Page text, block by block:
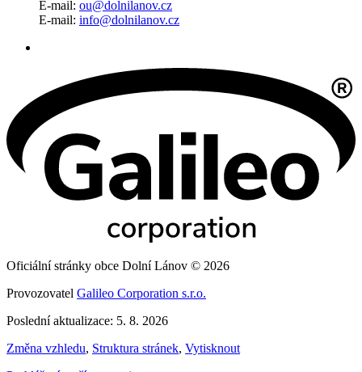
E-mail: ou@dolnilanov.cz
E-mail: info@dolnilanov.cz
Oficiální stránky obce Dolní Lánov © 2026
Provozovatel Galileo Corporation s.r.o.
Poslední aktualizace: 5. 8. 2026
Změna vzhledu, Struktura stránek, Vytisknout